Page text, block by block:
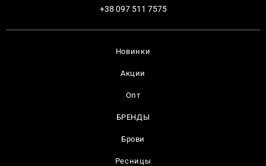
Новинки
Акции
Опт
БРЕНДЫ
Брови
Ресницы
+38 097 511 7575